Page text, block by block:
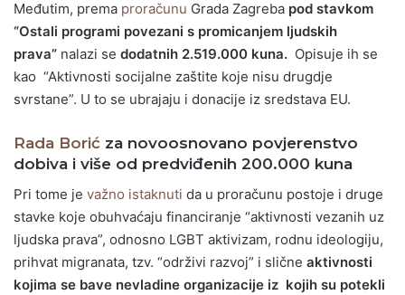
Međutim, prema proračunu Grada Zagreba pod stavkom
“Ostali programi povezani s promicanjem ljudskih
prava” nalazi se dodatnih 2.519.000 kuna. Opisuje ih se
kao “Aktivnosti socijalne zaštite koje nisu drugdje
svrstane”. U to se ubrajaju i donacije iz sredstava EU.
Rada Borić za novoosnovano povjerenstvo
dobiva i više od predviđenih 200.000 kuna
Pri tome je važno istaknuti da u proračunu postoje i druge
stavke koje obuhvaćaju financiranje “aktivnosti vezanih uz
ljudska prava”, odnosno LGBT aktivizam, rodnu ideologiju,
prihvat migranata, tzv. “održivi razvoj” i slične aktivnosti
kojima se bave nevladine organizacije iz kojih su potekli